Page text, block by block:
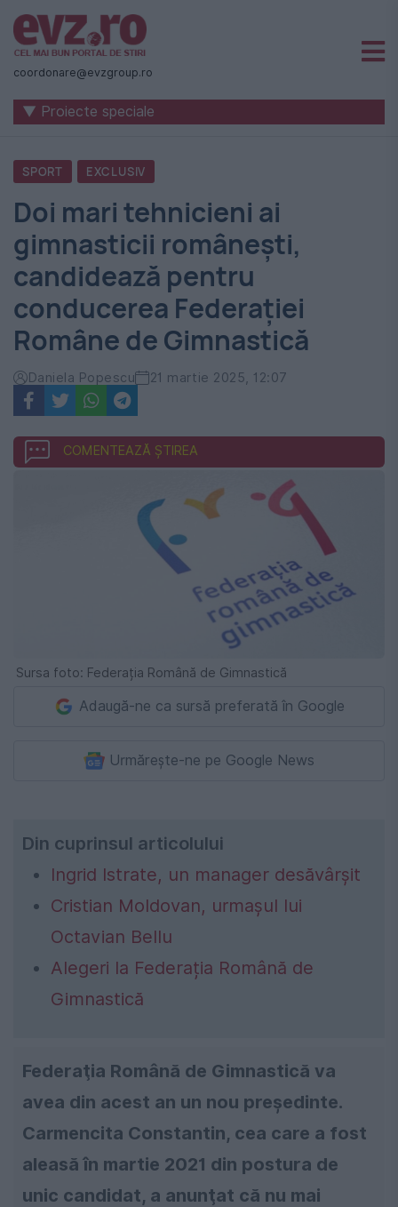
Știri
naționale
internaționale
România
-
Evenimentul
Zilei
coordonare@evzgroup.ro
▼ Proiecte speciale
SPORT EXCLUSIV
Doi mari tehnicieni ai
gimnasticii românești,
candidează pentru
conducerea Federației
Române de Gimnastică
Daniela Popescu 21 martie 2025, 12:07
COMENTEAZĂ ȘTIREA
Sursa foto: Federația Română de Gimnastică
Adaugă-ne ca sursă preferată în Google
Urmărește-ne pe Google News
Din cuprinsul articolului
Ingrid Istrate, un manager desăvârșit
Cristian Moldovan, urmașul lui
Octavian Bellu
Alegeri la Federația Română de
Gimnastică
Federaţia Română de Gimnastică va
avea din acest an un nou preşedinte.
Carmencita Constantin, cea care a fost
aleasă în martie 2021 din postura de
unic candidat, a anunţat că nu mai